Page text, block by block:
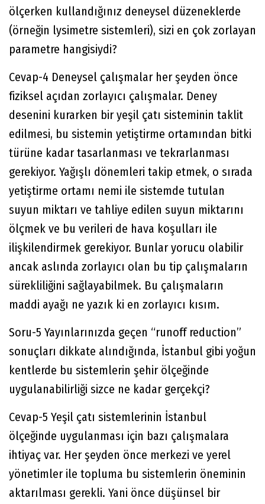
ölçerken kullandığınız deneysel düzeneklerde
(örneğin lysimetre sistemleri), sizi en çok zorlayan
parametre hangisiydi?
Cevap-4 Deneysel çalışmalar her şeyden önce
fiziksel açıdan zorlayıcı çalışmalar. Deney
desenini kurarken bir yeşil çatı sisteminin taklit
edilmesi, bu sistemin yetiştirme ortamından bitki
türüne kadar tasarlanması ve tekrarlanması
gerekiyor. Yağışlı dönemleri takip etmek, o sırada
yetiştirme ortamı nemi ile sistemde tutulan
suyun miktarı ve tahliye edilen suyun miktarını
ölçmek ve bu verileri de hava koşulları ile
ilişkilendirmek gerekiyor. Bunlar yorucu olabilir
ancak aslında zorlayıcı olan bu tip çalışmaların
sürekliliğini sağlayabilmek. Bu çalışmaların
maddi ayağı ne yazık ki en zorlayıcı kısım.
Soru-5 Yayınlarınızda geçen “runoff reduction”
sonuçları dikkate alındığında, İstanbul gibi yoğun
kentlerde bu sistemlerin şehir ölçeğinde
uygulanabilirliği sizce ne kadar gerçekçi?
Cevap-5 Yeşil çatı sistemlerinin İstanbul
ölçeğinde uygulanması için bazı çalışmalara
ihtiyaç var. Her şeyden önce merkezi ve yerel
yönetimler ile topluma bu sistemlerin öneminin
aktarılması gerekli. Yani önce düşünsel bir